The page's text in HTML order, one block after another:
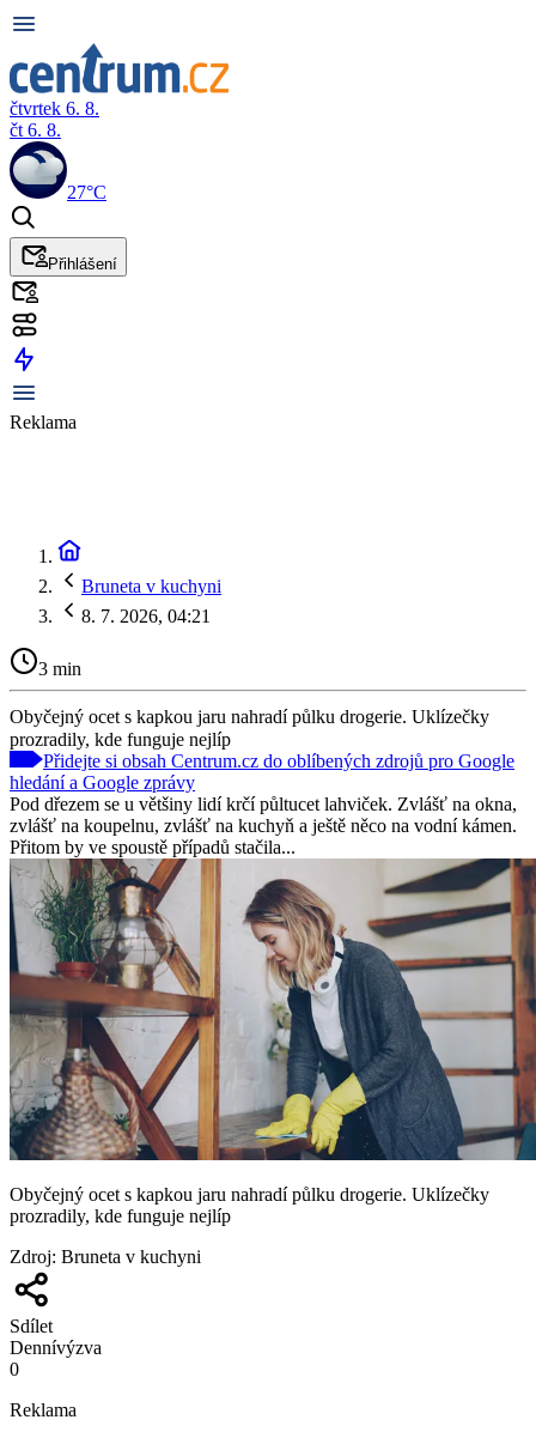
čtvrtek 6. 8.
čt 6. 8.
27°C
Přihlášení
Reklama
Bruneta v kuchyni
8. 7. 2026, 04:21
3 min
Obyčejný ocet s kapkou jaru nahradí půlku drogerie. Uklízečky
prozradily, kde funguje nejlíp
Přidejte si obsah Centrum.cz do oblíbených zdrojů pro Google
hledání a Google zprávy
Pod dřezem se u většiny lidí krčí půltucet lahviček. Zvlášť na okna,
zvlášť na koupelnu, zvlášť na kuchyň a ještě něco na vodní kámen.
Přitom by ve spoustě případů stačila...
Obyčejný ocet s kapkou jaru nahradí půlku drogerie. Uklízečky
prozradily, kde funguje nejlíp
Zdroj: Bruneta v kuchyni
Sdílet
Dennívýzva
0
Reklama